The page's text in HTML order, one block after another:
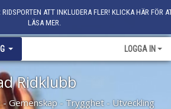
ATT INKLUDERA FLER! KLICKA HÄR FÖR
LÄSA MER.
LOGGA IN
Ridklubb
- Gemenskap - Trygghet - Utveckling